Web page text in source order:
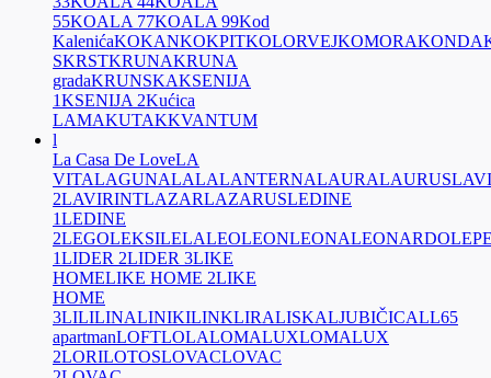
55KOALA 77KOALA 99Kod
KalenićaKOKANKOKPITKOLORVEJKOMORAKONDA
SKRSTKRUNAKRUNA
gradaKRUNSKAKSENIJA
1KSENIJA 2Kućica
LAMAKUTAKKVANTUM
l
La Casa De LoveLA
VITALAGUNALALALANTERNALAURALAURUS
2LAVIRINTLAZARLAZARUSLEDINE
1LEDINE
2LEGOLEKSILELALEOLEONLEONALEONARDO
1LIDER 2LIDER 3LIKE
HOMELIKE HOME 2LIKE
HOME
3LILILINALINIKILINKLIRALISKALJUBIČICALL65
apartmanLOFTLOLALOMALUXLOMALUX
2LORILOTOSLOVACLOVAC